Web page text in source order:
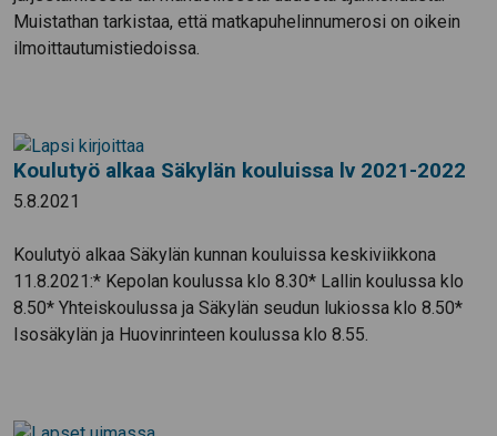
Muistathan tarkistaa, että matkapuhelinnumerosi on oikein
ilmoittautumistiedoissa.
Koulutyö alkaa Säkylän kouluissa lv 2021-2022
5.8.2021
Koulutyö alkaa Säkylän kunnan kouluissa keskiviikkona
11.8.2021:* Kepolan koulussa klo 8.30* Lallin koulussa klo
8.50* Yhteiskoulussa ja Säkylän seudun lukiossa klo 8.50*
Isosäkylän ja Huovinrinteen koulussa klo 8.55.